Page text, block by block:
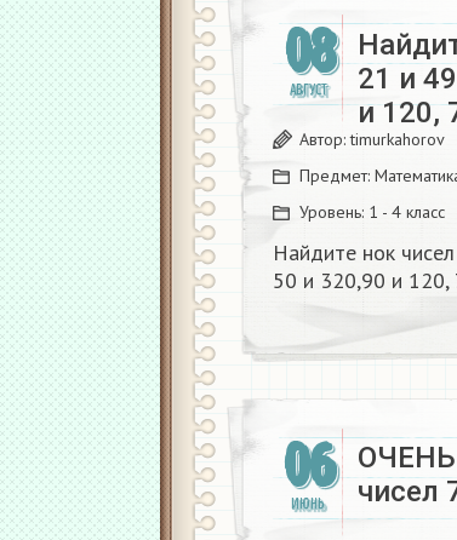
08
АВГУСТ
21 и
и 120,
Автор:timurkahorov
Предмет:
Уровень: 1 - 4 класс
Найдите нок чисел
50 и 320,90 и 120,
06
ИЮНЬ
чисел